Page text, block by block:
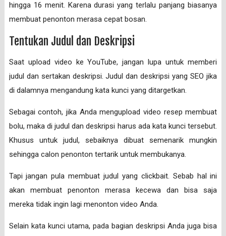
hingga 16 menit. Karena durasi yang terlalu panjang biasanya
membuat penonton merasa cepat bosan.
Tentukan Judul dan Deskripsi
Saat upload video ke YouTube, jangan lupa untuk memberi
judul dan sertakan deskripsi. Judul dan deskripsi yang SEO jika
di dalamnya mengandung kata kunci yang ditargetkan.
Sebagai contoh, jika Anda mengupload video resep membuat
bolu, maka di judul dan deskripsi harus ada kata kunci tersebut.
Khusus untuk judul, sebaiknya dibuat semenarik mungkin
sehingga calon penonton tertarik untuk membukanya.
Tapi jangan pula membuat judul yang clickbait. Sebab hal ini
akan membuat penonton merasa kecewa dan bisa saja
mereka tidak ingin lagi menonton video Anda.
Selain kata kunci utama, pada bagian deskripsi Anda juga bisa